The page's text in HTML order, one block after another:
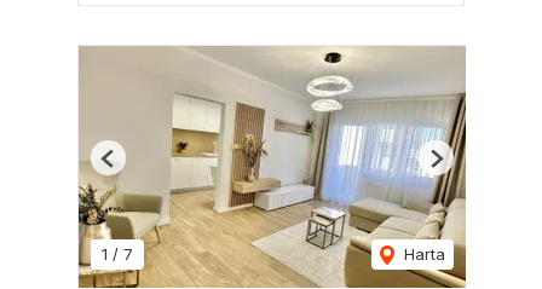
1 / 7 Harta
Previous Next